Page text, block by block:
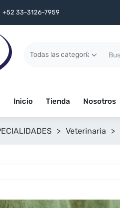
+52 33-3126-7959
Inicio Tienda Nosotros
> Veterinaria >